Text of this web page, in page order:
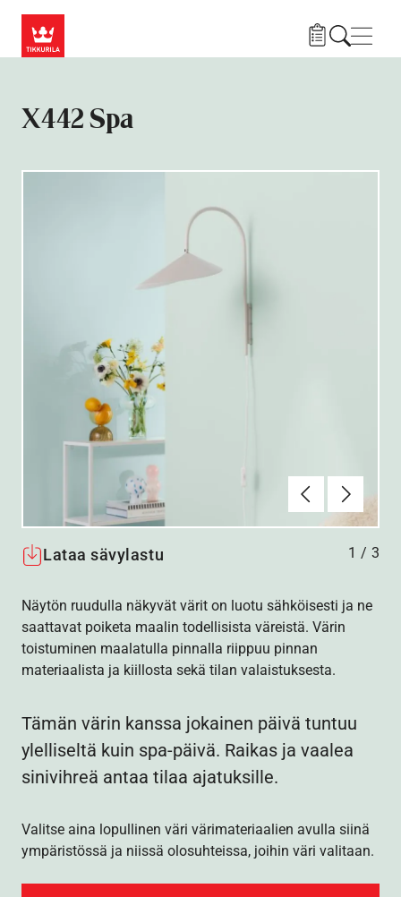
X442 Spa
Edellinen
Lataa sävylastu 1 / 3
Näytön ruudulla näkyvät värit on luotu sähköisesti ja ne
saattavat poiketa maalin todellisista väreistä. Värin
toistuminen maalatulla pinnalla riippuu pinnan
materiaalista ja kiillosta sekä tilan valaistuksesta.
Tämän värin kanssa jokainen päivä tuntuu
ylelliseltä kuin spa-päivä. Raikas ja vaalea
sinivihreä antaa tilaa ajatuksille.
Valitse aina lopullinen väri värimateriaalien avulla siinä
ympäristössä ja niissä olosuhteissa, joihin väri valitaan.